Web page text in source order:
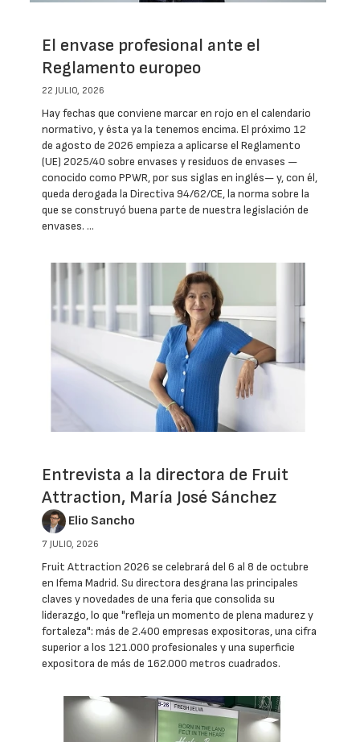
El envase profesional ante el
Reglamento europeo
22 JULIO, 2026
Hay fechas que conviene marcar en rojo en el calendario
normativo, y ésta ya la tenemos encima. El próximo 12
de agosto de 2026 empieza a aplicarse el Reglamento
(UE) 2025/40 sobre envases y residuos de envases —
conocido como PPWR, por sus siglas en inglés— y, con él,
queda derogada la Directiva 94/62/CE, la norma sobre la
que se construyó buena parte de nuestra legislación de
envases. …
Entrevista a la directora de Fruit
Attraction, María José Sánchez
Elio Sancho
7 JULIO, 2026
Fruit Attraction 2026 se celebrará del 6 al 8 de octubre
en Ifema Madrid. Su directora desgrana las principales
claves y novedades de una feria que consolida su
liderazgo, lo que "refleja un momento de plena madurez y
fortaleza": más de 2.400 empresas expositoras, una cifra
superior a los 121.000 profesionales y una superficie
expositora de más de 162.000 metros cuadrados.